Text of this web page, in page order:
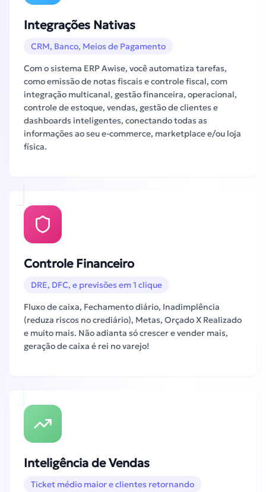
Integrações Nativas
CRM, Banco, Meios de Pagamento
Com o sistema ERP Awise, você automatiza tarefas,
como emissão de notas fiscais e controle fiscal, com
integração multicanal, gestão financeira, operacional,
controle de estoque, vendas, gestão de clientes e
dashboards inteligentes, conectando todas as
informações ao seu e-commerce, marketplace e/ou loja
física.
Controle Financeiro
DRE, DFC, e previsões em 1 clique
Fluxo de caixa, Fechamento diário, Inadimplência
(reduza riscos no crediário), Metas, Orçado X Realizado
e muito mais. Não adianta só crescer e vender mais,
geração de caixa é rei no varejo!
Inteligência de Vendas
Ticket médio maior e clientes retornando